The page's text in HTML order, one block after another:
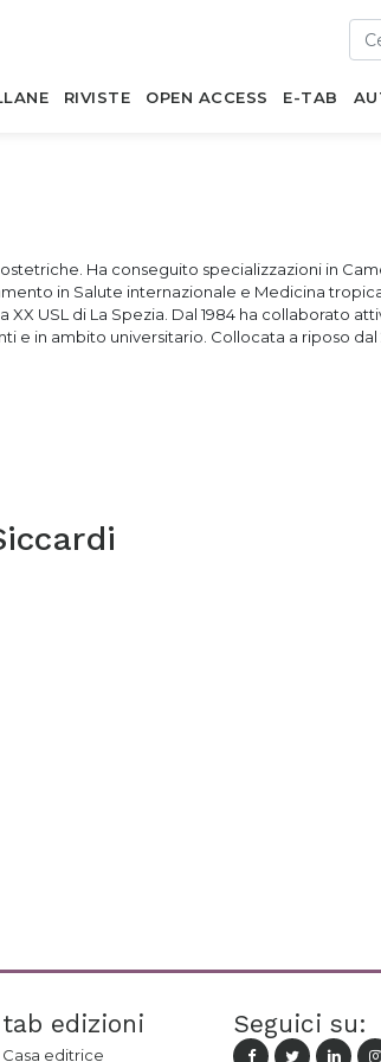
RIVISTE OPEN ACCESS E-TAB
Ha conseguito specializzazioni in
in Salute internazionale e Medicina
USL di La Spezia. Dal 1984 ha collaborato
e in ambito universitario. Collocata a riposo
tab edizioni
Casa editrice
Seguici su: